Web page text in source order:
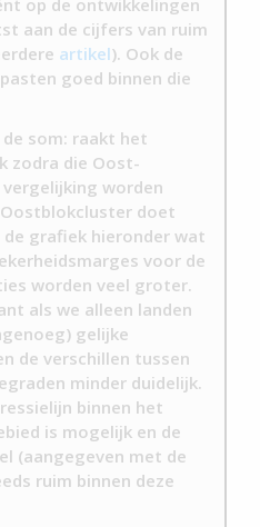
aan de cijfers van ruim
artikel). Ook de
goed binnen die
som: raakt het
zodra die Oost-
worden
doet
de grafiek hieronder wat
voor de
worden veel groter.
als we alleen landen
gelijke
de verschillen tussen
minder duidelijk.
binnen het
is mogelijk en de
(aangegeven met de
ruim binnen deze